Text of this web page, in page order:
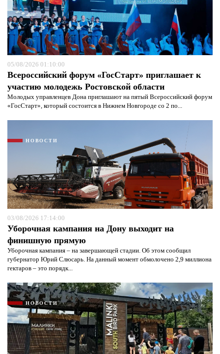
05/08/2026 01:10:00
Всероссийский форум «ГосСтарт» приглашает к
участию молодежь Ростовской области
Молодых управленцев Дона приглашают на пятый Всероссийский форум
«ГосСтарт», который состоится в Нижнем Новгороде со 2 по...
НОВОСТИ
03/08/2026 17:14:00
Уборочная кампания на Дону выходит на
финишную прямую
Уборочная кампания – на завершающей стадии. Об этом сообщил
губернатор Юрий Слюсарь. На данный момент обмолочено 2,9 миллиона
гектаров – это порядк...
НОВОСТИ